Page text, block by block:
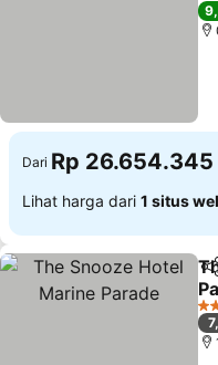
Dari Rp 26.654.345
Lihat harga dari 1 situs
2